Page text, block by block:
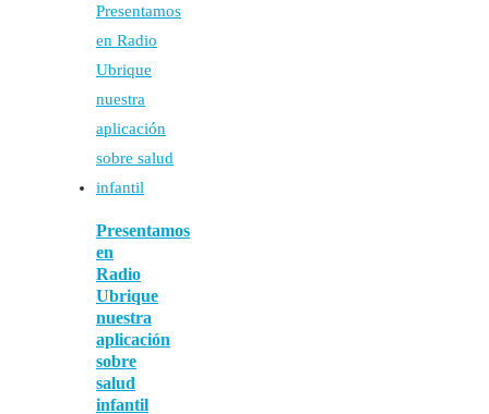
Presentamos
en
Radio
Ubrique
nuestra
aplicación
sobre
salud
infantil